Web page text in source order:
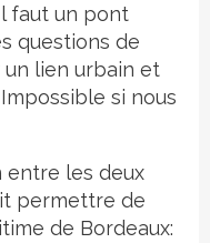
faut un pont
questions de
un lien urbain et
si nous
entre les deux
permettre de
de Bordeaux: